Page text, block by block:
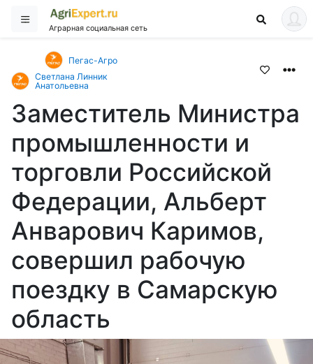
Аграрная социальная сеть
Пегас-Агро
Светлана Линник
Анатольевна
Заместитель Министра
промышленности и
торговли Российской
Федерации, Альберт
Анварович Каримов,
совершил рабочую
поездку в Самарскую
область